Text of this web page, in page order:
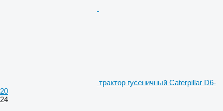
трактор гусеничный Caterpillar D6-
20
24